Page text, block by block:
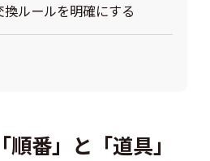
ルールを明確にする
番」と「道具」